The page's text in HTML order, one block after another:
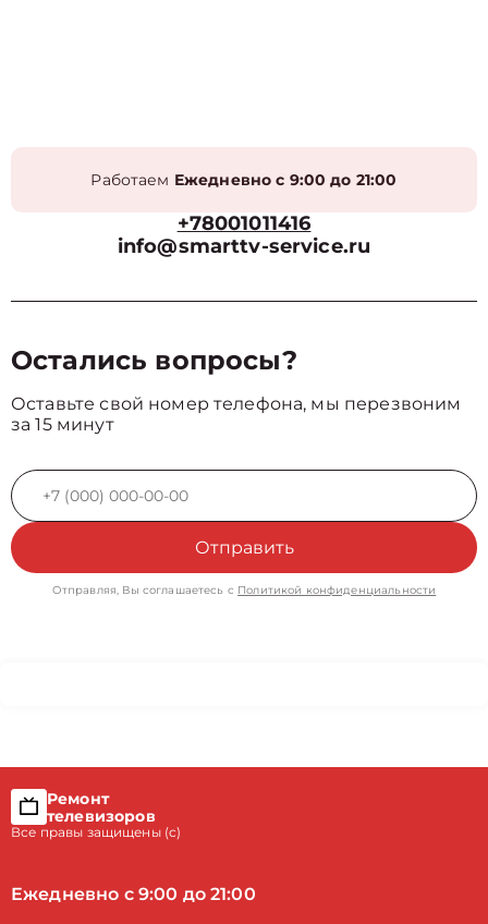
Работаем Ежедневно с 9:00 до 21:00
+78001011416
info@smarttv-service.ru
Остались вопросы?
Оставьте свой номер телефона, мы перезвоним
за 15 минут
Отправить
Отправляя, Вы соглашаетесь с Политикой конфиденциальности
Ремонт
телевизоров
Все правы защищены (с)
Ежедневно с 9:00 до 21:00